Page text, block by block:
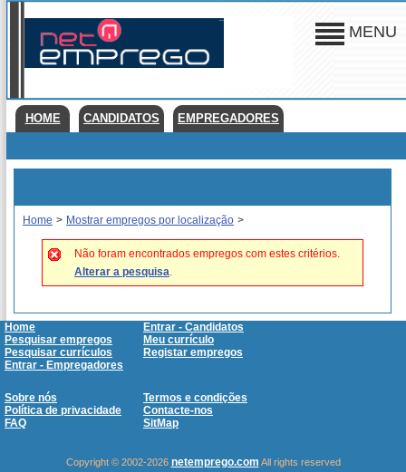
MENU
HOME CANDIDATOS EMPREGADORES
Home > Mostrar empregos por localização >
Não foram encontrados empregos com estes critérios.
Alterar a pesquisa.
Home
Entrar - Candidatos
Pesquisar empregos
Meu currículo
Pesquisar currículos
Registar empregos
Entrar - Empregadores
Sobre nós
Termos e condições
Política de privacidade
Contacte-nos
FAQ
SitMap
Copyright © 2002-2026 netemprego.com All rights reserved